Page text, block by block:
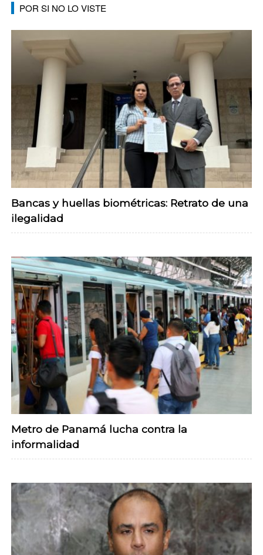
POR SI NO LO VISTE
Bancas y huellas biométricas: Retrato de una
ilegalidad
Metro de Panamá lucha contra la
informalidad